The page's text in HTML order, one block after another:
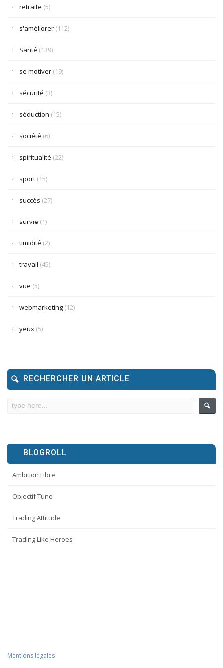
retraite (5)
s'améliorer (112)
Santé (139)
se motiver (19)
sécurité (3)
séduction (15)
société (6)
spiritualité (22)
sport (15)
succès (27)
survie (1)
timidité (2)
travail (45)
vue (5)
webmarketing (12)
yeux (5)
RECHERCHER UN ARTICLE
BLOGROLL
Ambition Libre
Objectif Tune
Trading Attitude
Trading Like Heroes
Mentions légales